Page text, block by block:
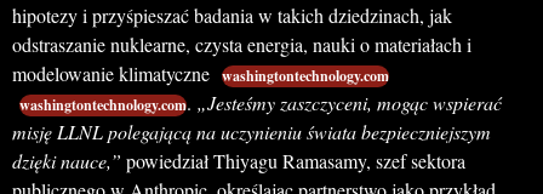
hipotezy i przyśpieszać badania w takich dziedzinach, jak
odstraszanie nuklearne, czysta energia, nauki o materiałach i
modelowanie klimatyczne washingtontechnology.com
washingtontechnology.com. „Jesteśmy zaszczyceni, mogąc wspierać
misję LLNL polegającą na uczynieniu świata bezpieczniejszym
dzięki nauce,” powiedział Thiyagu Ramasamy, szef sektora